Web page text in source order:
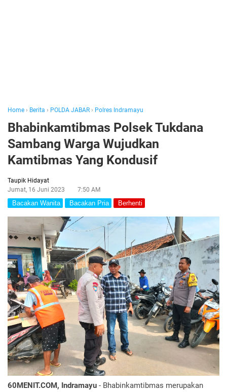
Home › Berita › POLDA JABAR › Polres Indramayu
Bhabinkamtibmas Polsek Tukdana
Sambang Warga Wujudkan
Kamtibmas Yang Kondusif
Taupik Hidayat
Jumat, 16 Juni 2023
7:50 AM
Bacakan Wanita Bacakan Pria Berhenti
60MENIT.COM, Indramayu - Bhabinkamtibmas merupakan